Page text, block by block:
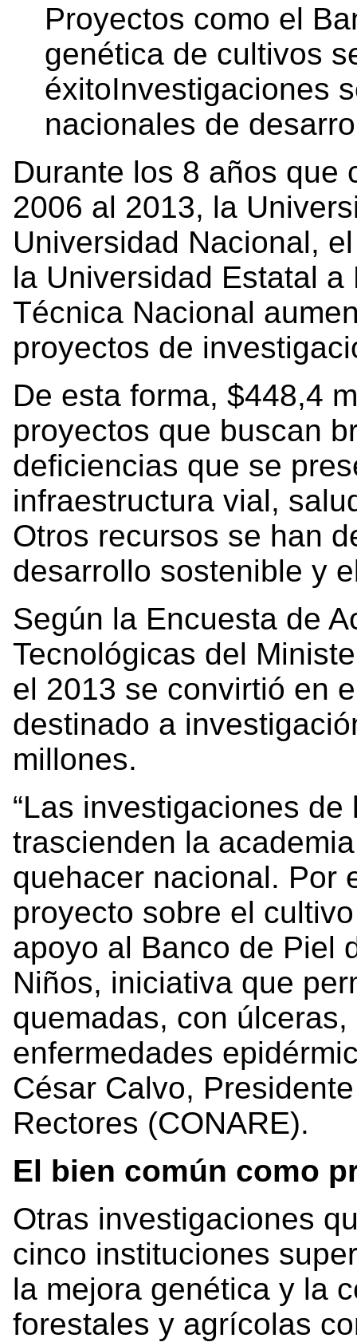
Proyectos como el
genética de cultivos
éxitoInvestigaciones
nacionales de
Durante los 8 años que
2006 al 2013, la
Universidad Nacional,
la Universidad Estatal
Técnica Nacional
proyectos de
De esta forma, $448,4
proyectos que buscan
deficiencias que se
infraestructura vial,
Otros recursos se han
desarrollo sostenible y
Según la Encuesta de
Tecnológicas del
el 2013 se convirtió en
destinado a
millones.
“Las investigaciones
trascienden la
quehacer nacional. Por
proyecto sobre el
apoyo al Banco de Piel
Niños, iniciativa que
quemadas, con
enfermedades
César Calvo,
Rectores (CONARE).
El bien común como
Otras investigaciones
cinco instituciones
la mejora genética y la
forestales y agrícolas